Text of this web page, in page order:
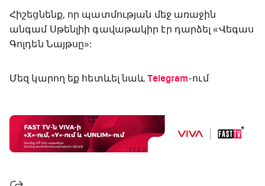
Հիշեցնենք, որ պատմության մեջ առաջին
անգամ Սթենլիի գավաթակիր էր դարձել «Վեգաս
Գոլդեն Նայթսը»:
Մեզ կարող եք հետևել նաև Telegram-ում